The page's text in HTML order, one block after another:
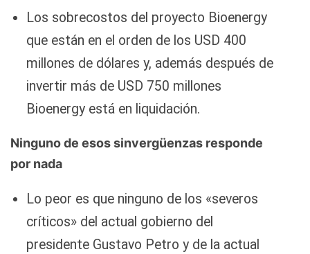
Los sobrecostos del proyecto Bioenergy
que están en el orden de los USD 400
millones de dólares y, además después de
invertir más de USD 750 millones
Bioenergy está en liquidación.
Ninguno de esos sinvergüenzas responde
por nada
Lo peor es que ninguno de los «severos
críticos» del actual gobierno del
presidente Gustavo Petro y de la actual